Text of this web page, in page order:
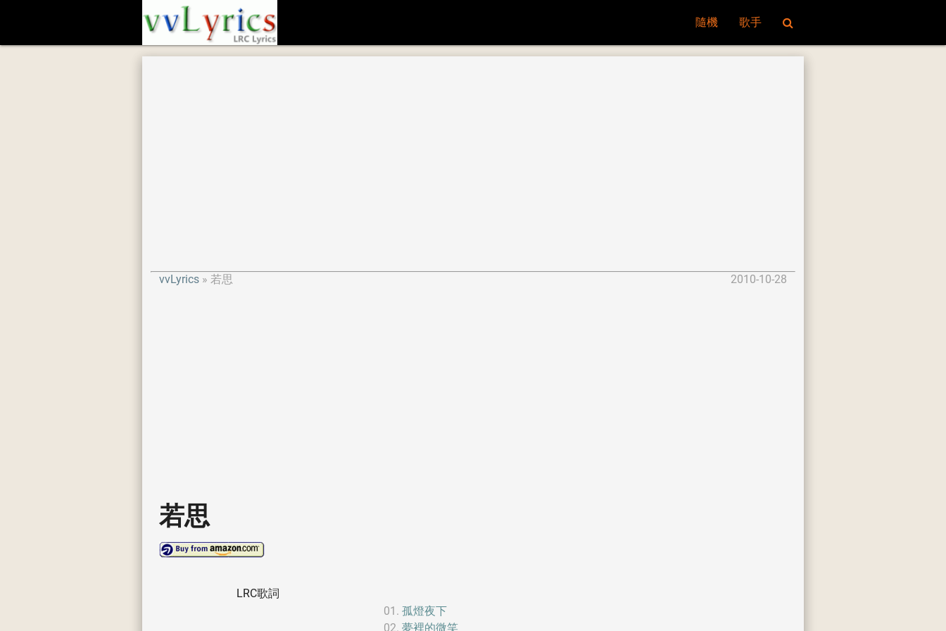
隨機 歌手
vvLyrics 若思 2010-10-28
若思
LRC歌詞
孤燈夜下
夢裡的微笑